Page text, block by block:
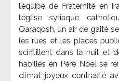
l’équipe de Fraternité en
l’église syriaque
Qaraqosh, un air de gaité
les rues et les places
scintillent dans la nuit et
habillés en Père Noël se
climat joyeux contraste